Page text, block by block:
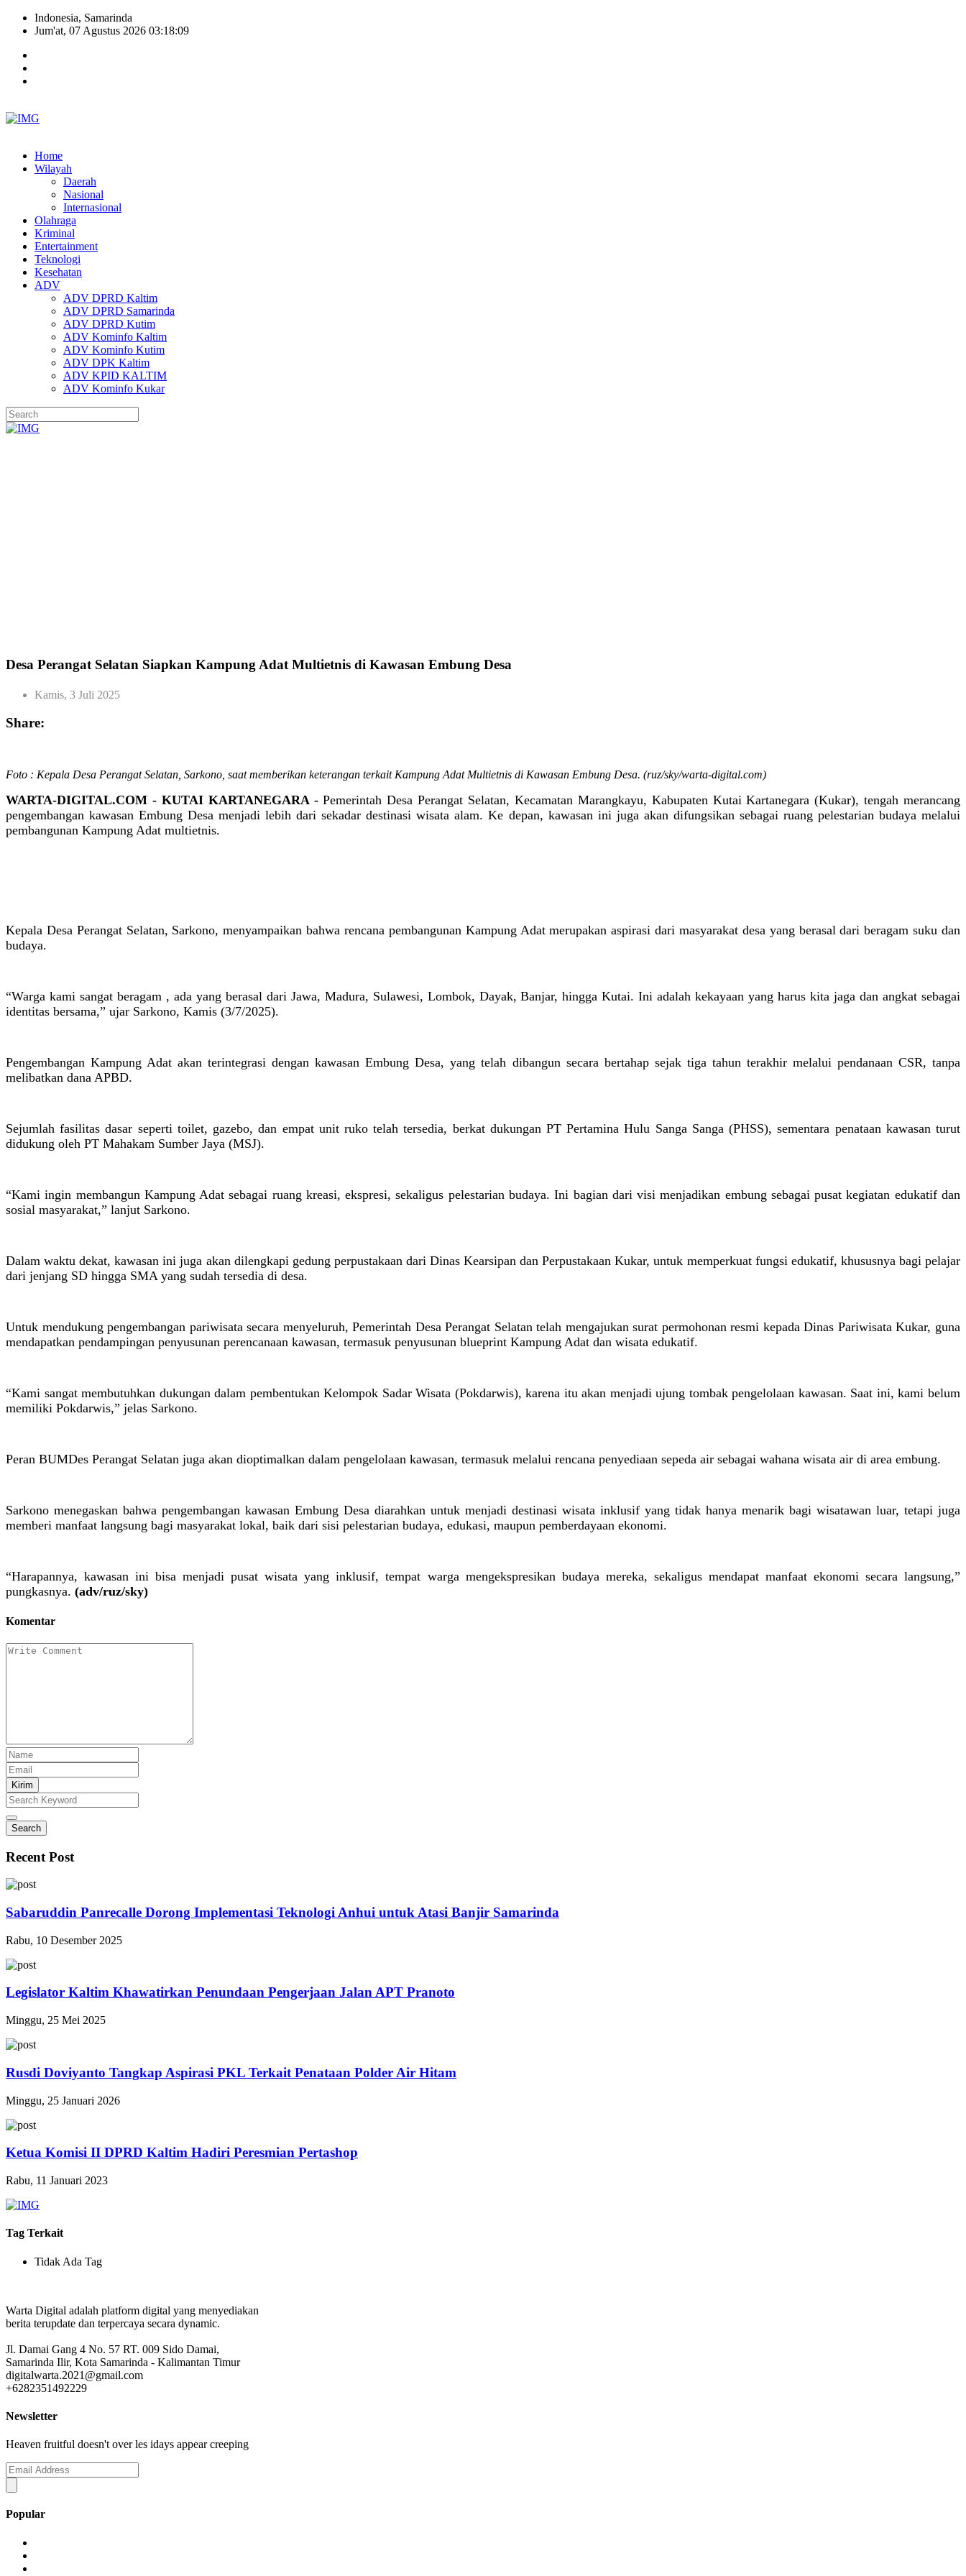
Indonesia, Samarinda
Jum'at, 07 Agustus 2026 03:18:10
Home
Wilayah
Daerah
Nasional
Internasional
Olahraga
Kriminal
Entertainment
Teknologi
Kesehatan
ADV
ADV DPRD Kaltim
ADV DPRD Samarinda
ADV DPRD Kutim
ADV Kominfo Kaltim
ADV Kominfo Kutim
ADV DPK Kaltim
ADV KPID KALTIM
ADV Kominfo Kukar
Desa Perangat Selatan Siapkan Kampung Adat Multietnis di Kawasan Embung Desa
Kamis, 3 Juli 2025
Share:
Foto : Kepala Desa Perangat Selatan, Sarkono, saat memberikan keterangan terkait Kampung Adat Multietnis di Kawasan Embung Desa. (ruz/sky/warta-digital.com)
WARTA-DIGITAL.COM - KUTAI KARTANEGARA -Pemerintah Desa Perangat Selatan, Kecamatan Marangkayu, Kabupaten Kutai Kartanegara (Kukar), tengah merancang
pengembangan kawasan Embung Desa menjadi lebih dari sekadar destinasi wisata alam. Ke depan, kawasan ini juga akan difungsikan sebagai ruang pelestarian budaya melalui
pembangunan Kampung Adat multietnis.
Kepala Desa Perangat Selatan, Sarkono, menyampaikan bahwa rencana pembangunan Kampung Adat merupakan aspirasi dari masyarakat desa yang berasal dari beragam suku dan
budaya.
“Warga kami sangat beragam , ada yang berasal dari Jawa, Madura, Sulawesi, Lombok, Dayak, Banjar, hingga Kutai. Ini adalah kekayaan yang harus kita jaga dan angkat sebagai
identitas bersama,” ujar Sarkono, Kamis (3/7/2025).
Pengembangan Kampung Adat akan terintegrasi dengan kawasan Embung Desa, yang telah dibangun secara bertahap sejak tiga tahun terakhir melalui pendanaan CSR, tanpa
melibatkan dana APBD.
Sejumlah fasilitas dasar seperti toilet, gazebo, dan empat unit ruko telah tersedia, berkat dukungan PT Pertamina Hulu Sanga Sanga (PHSS), sementara penataan kawasan turut
didukung oleh PT Mahakam Sumber Jaya (MSJ).
“Kami ingin membangun Kampung Adat sebagai ruang kreasi, ekspresi, sekaligus pelestarian budaya. Ini bagian dari visi menjadikan embung sebagai pusat kegiatan edukatif dan
sosial masyarakat,” lanjut Sarkono.
Dalam waktu dekat, kawasan ini juga akan dilengkapi gedung perpustakaan dari Dinas Kearsipan dan Perpustakaan Kukar, untuk memperkuat fungsi edukatif, khususnya bagi pelajar
dari jenjang SD hingga SMA yang sudah tersedia di desa.
Untuk mendukung pengembangan pariwisata secara menyeluruh, Pemerintah Desa Perangat Selatan telah mengajukan surat permohonan resmi kepada Dinas Pariwisata Kukar, guna
mendapatkan pendampingan penyusunan perencanaan kawasan, termasuk penyusunan blueprint Kampung Adat dan wisata edukatif.
“Kami sangat membutuhkan dukungan dalam pembentukan Kelompok Sadar Wisata (Pokdarwis), karena itu akan menjadi ujung tombak pengelolaan kawasan. Saat ini, kami belum
memiliki Pokdarwis,” jelas Sarkono.
Peran BUMDes Perangat Selatan juga akan dioptimalkan dalam pengelolaan kawasan, termasuk melalui rencana penyediaan sepeda air sebagai wahana wisata air di area embung.
Sarkono menegaskan bahwa pengembangan kawasan Embung Desa diarahkan untuk menjadi destinasi wisata inklusif yang tidak hanya menarik bagi wisatawan luar, tetapi juga
memberi manfaat langsung bagi masyarakat lokal, baik dari sisi pelestarian budaya, edukasi, maupun pemberdayaan ekonomi.
“Harapannya, kawasan ini bisa menjadi pusat wisata yang inklusif, tempat warga mengekspresikan budaya mereka, sekaligus mendapat manfaat ekonomi secara langsung,”
pungkasnya. (adv/ruz/sky)
Komentar
Kirim
Search
Recent Post
Sabaruddin Panrecalle Dorong Implementasi Teknologi Anhui untuk Atasi Banjir Samarinda
Rabu, 10 Desember 2025
Legislator Kaltim Khawatirkan Penundaan Pengerjaan Jalan APT Pranoto
Minggu, 25 Mei 2025
Rusdi Doviyanto Tangkap Aspirasi PKL Terkait Penataan Polder Air Hitam
Minggu, 25 Januari 2026
Ketua Komisi II DPRD Kaltim Hadiri Peresmian Pertashop
Rabu, 11 Januari 2023
Tag Terkait
Tidak Ada Tag
Warta Digital adalah platform digital yang menyediakan
berita terupdate dan terpercaya secara dynamic.
Jl. Damai Gang 4 No. 57 RT. 009 Sido Damai,
Samarinda Ilir, Kota Samarinda - Kalimantan Timur
digitalwarta.2021@gmail.com
+6282351492229
Newsletter
Heaven fruitful doesn't over les idays appear creeping
Popular